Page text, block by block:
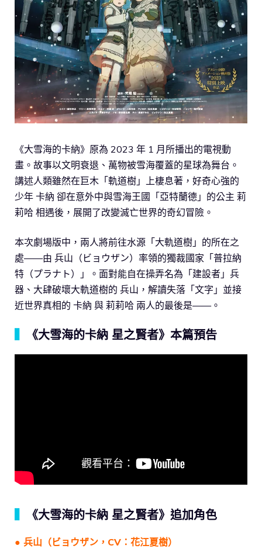
《大雪海的卡納》原為 2023 年 1 月所播出的電視動
畫。故事以文明衰退、萬物被雪海覆蓋的星球為舞台。
講述人類雖然在巨木「軌道樹」上棲息著，好奇心強的
少年 卡納 卻在意外中與雪海王國「亞特蘭德」的公主 莉
莉哈 相遇後，展開了改變滅亡世界的奇幻冒險。
本次劇場版中，兩人將前往水源「大軌道樹」的所在之
處——由 兵山（ビョウザン）率領的獨裁國家「普拉納
特（プラナト）」。面對能自在操弄名為「建設者」兵
器、大肆破壞大軌道樹的 兵山，解讀失落「文字」並接
近世界真相的 卡納 與 莉莉哈 兩人的最後是——。
《大雪海的卡納 星之賢者》本篇預告
《大雪海的卡納 星之賢者》追加角色
● 兵山（ビョウザン，CV：花江夏樹）